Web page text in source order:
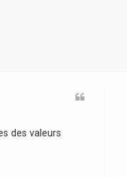
des valeurs